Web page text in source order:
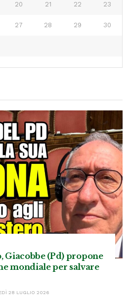
20 21 22 23
27 28 29 30
Giacobbe (Pd) propone
mondiale per salvare
28 LUGLIO 2026